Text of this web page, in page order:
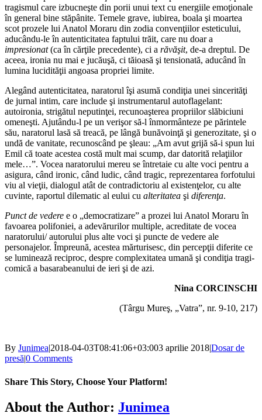
tragismul care izbucneşte din porii unui text cu energiile emoţionale
în general bine stăpânite. Temele grave, iubirea, boala şi moartea
scot prozele lui Anatol Moraru din zodia convenţiilor esteticului,
aducându-le în autenticitatea faptului trăit, care nu doar a
impresionat(ca în cărţile precedente), ci a răvăşit, de-a dreptul. De
aceea, ironia nu mai e jucăuşă, ci tăioasă şi tensionată, aducând în
lumina lucidităţii angoasa propriei limite.
Alegând autenticitatea, naratorul îşi asumă condiţia unei sincerităţi
de jurnal intim, care include şi instrumentarul autoflagelant:
autoironia, strigătul neputinţei, recunoaşterea propriilor slăbiciuni
omeneşti. Ajutându-l pe un verişor să-l înmormânteze pe părintele
său, naratorul lasă să treacă, pe lângă bunăvoinţă şi generozitate, şi o
undă de vanitate, recunoscând pe şleau: „Am avut grijă să-i spun lui
Emil că toate acestea costă mult mai scump, dar datorită relaţiilor
mele…”. Vocea naratorului mereu se întretaie cu alte voci pentru a
asigura, când ironic, când ludic, când tragic, reprezentarea forfotului
viu al vieţii, dialogul atât de contradictoriu al existenţelor, cu alte
cuvinte, raportul dilematic al eului cu alteritatea şi diferenţa.
Punct de vedere e o „democratizare” a prozei lui Anatol Moraru în
favoarea polifoniei, a adevărurilor multiple, acreditate de vocea
naratorului/ autorului plus alte voci şi puncte de vedere ale
personajelor. Împreună, acestea mărturisesc, din percepţii diferite ce
se luminează reciproc, despre complexitatea umană şi condiţia tragi-
comică a basarabeanului de ieri şi de azi.
Nina CORCINSCHI
(Târgu Mureş, „Vatra”, nr. 9-10, 217)
By Junimea|2018-04-03T08:41:06+03:003 aprilie 2018|Dosar de
presă|0 Comments
Share This Story, Choose Your Platform!
Facebook
X
Bluesky
Reddit
LinkedIn
WhatsApp
Telegram
Tumblr
Xing
Email
Copy
Link
About the Author: Junimea